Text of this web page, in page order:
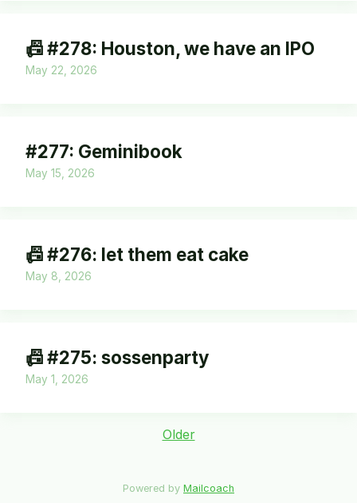
📠 #278: Houston, we have an IPO
May 22, 2026
#277: Geminibook
May 15, 2026
📠 #276: let them eat cake
May 8, 2026
📠 #275: sossenparty
May 1, 2026
Older
Powered by Mailcoach